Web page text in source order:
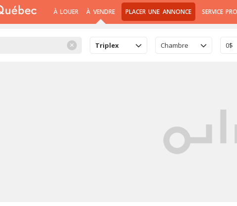
À LOUER À VENDRE PLACER UNE ANNONCE SERVICE PRO
✕ Triplex Chambre 0$